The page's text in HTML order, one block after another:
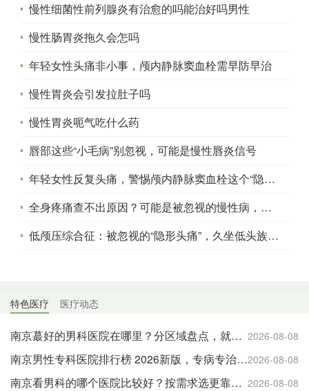
慢性细菌性前列腺炎有治愈的吗能治好吗男性
慢性肠胃炎拖久会怎吗
年轻女性头痛非小事，颅内静脉窦血栓需早防早治
慢性胃炎会引发拉肚子吗
慢性胃炎呃气吃什么药
唇部这些“小毛病”别忽视，可能是慢性唇炎信号
年轻女性反复头痛，警惕颅内静脉窦血栓这个“隐形杀手”
全身疼痛查不出原因？可能是被忽视的慢性病，需警惕
低颅压综合征：被忽视的“隐形头痛”，久坐低头族更需留意这些症状
特色医疗 医疗动态
2026-08-08
南京蕞好的男科医院在哪里？分区域盘点，就近就医更方便
2026-08-08
南京男性专科医院排行榜 2026新版，专病专治更有针对性
2026-08-08
南京看男科的哪个医院比较好？按需求选更靠谱，附实用就诊建议